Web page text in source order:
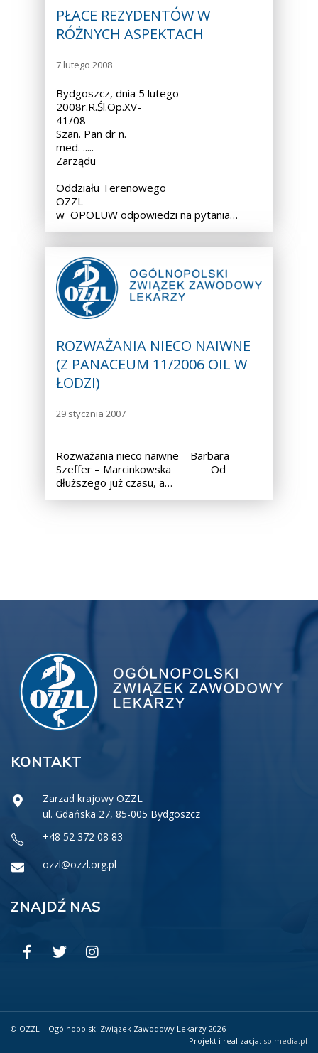
PŁACE REZYDENTÓW W
RÓŻNYCH ASPEKTACH
7 lutego 2008
Bydgoszcz, dnia 5 lutego
2008r.R.Śl.Op.XV-
41/08
Szan. Pan dr n.
med. .....
Zarządu
Oddziału Terenowego
OZZL
w OPOLUW odpowiedzi na pytania…
ROZWAŻANIA NIECO NAIWNE
(Z PANACEUM 11/2006 OIL W
ŁODZI)
29 stycznia 2007
Rozważania nieco naiwne Barbara
Szeffer – Marcinkowska Od
dłuższego już czasu, a…
KONTAKT
Zarzad krajowy OZZL
ul. Gdańska 27, 85-005 Bydgoszcz
+48 52 372 08 83
ozzl@ozzl.org.pl
ZNAJDŹ NAS
© OZZL – Ogólnopolski Związek Zawodowy Lekarzy 2026
Projekt i realizacja: solmedia.pl